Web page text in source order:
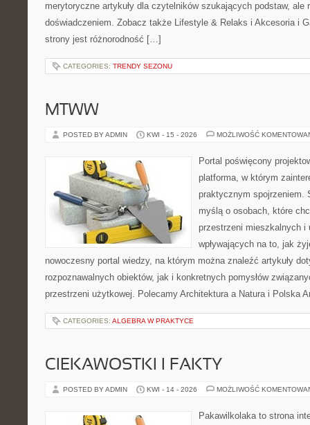
merytoryczne artykuły dla czytelników szukających podstaw, ale
doświadczeniem. Zobacz także Lifestyle & Relaks i Akcesoria i
strony jest różnorodność […]
CATEGORIES: TRENDY SEZONU
MTWW
POSTED BY ADMIN KWI - 15 - 2026 MOŻLIWOŚĆ
Portal poświęcony
platforma, w którym
praktycznym spojrzeniem.
myślą o osobach, które
przestrzeni mieszkalnych i
wpływających na to, jak
nowoczesny portal wiedzy, na którym można znaleźć artykuły
rozpoznawalnych obiektów, jak i konkretnych pomysłów
przestrzeni użytkowej. Polecamy Architektura a Natura i Polska
CATEGORIES: ALGEBRA W PRAKTYCE
CIEKAWOSTKI I FAKTY
POSTED BY ADMIN KWI - 14 - 2026 MOŻLIWOŚĆ
Pakawilkolaka to strona